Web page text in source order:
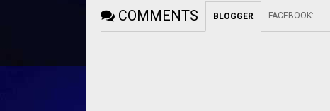
COMMENTS BLOGGER FACEBOOK: